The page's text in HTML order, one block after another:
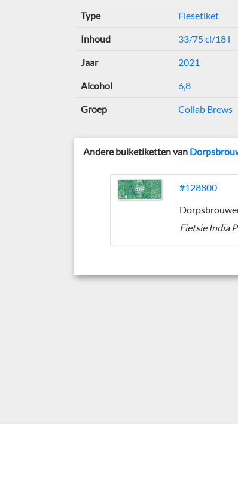
Type Flesetiket
Inhoud 33/75 cl/18 l
Jaar 2021
Alcohol 6,8
Groep Collab Brews
Andere buiketiketten van
#128800
Fietsie India